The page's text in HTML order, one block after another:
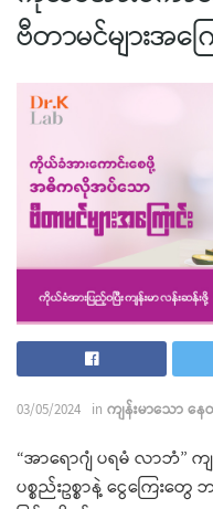
ဗီတာမင်များအကြ
03/05/2024 in ကျန်းမာသော န
“အာရောဂျံ ပရမံ လာဘံ” က
ပစ္စည်းဥစ္စာနဲ့ ငွေကြေးတွ